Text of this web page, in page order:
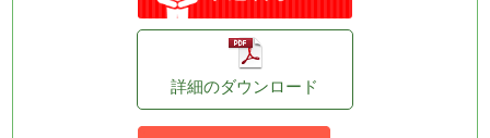
詳細のダウンロード